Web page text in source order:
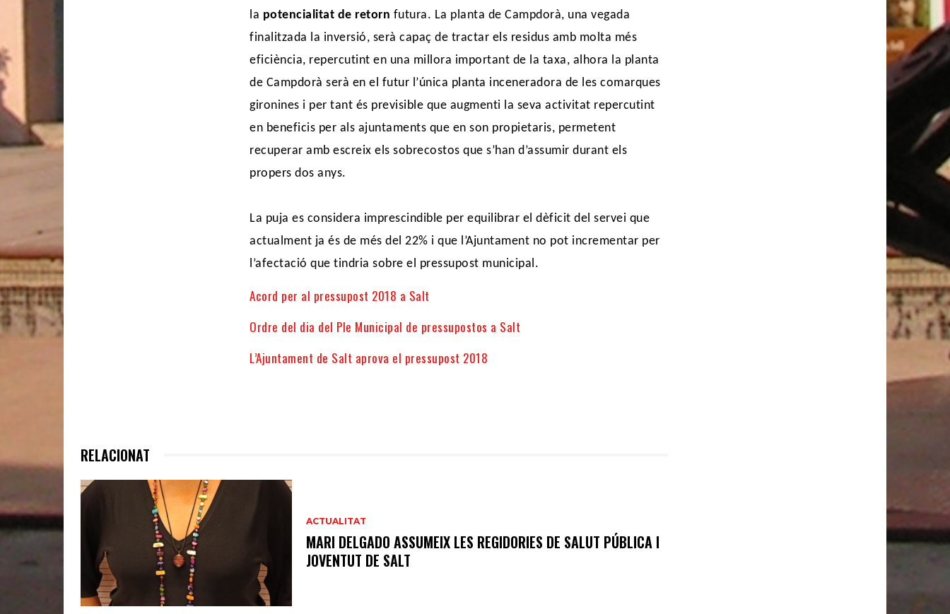
la potencialitat de retorn futura. La planta de Campdorà, una vegada
finalitzada la inversió, serà capaç de tractar els residus amb molta més
eficiència, repercutint en una millora important de la taxa, alhora la planta
de Campdorà serà en el futur l’única planta inceneradora de les comarques
gironines i per tant és previsible que augmenti la seva activitat repercutint
en beneficis per als ajuntaments que en son propietaris, permetent
recuperar amb escreix els sobrecostos que s’han d’assumir durant els
propers dos anys.
La puja es considera imprescindible per equilibrar el dèficit del servei que
actualment ja és de més del 22% i que l’Ajuntament no pot incrementar per
l’afectació que tindria sobre el pressupost municipal.
Acord per al pressupost 2018 a Salt
Ordre del dia del Ple Municipal de pressupostos a Salt
L’Ajuntament de Salt aprova el pressupost 2018
RELACIONAT
ACTUALITAT
MARI DELGADO ASSUMEIX LES REGIDORIES DE SALUT PÚBLICA I
JOVENTUT DE SALT